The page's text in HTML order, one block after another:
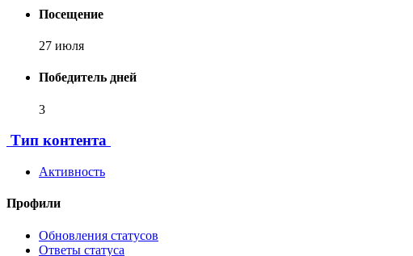
Посещение
27 июля
Победитель дней
3
Тип контента
Активность
Профили
Обновления статусов
Ответы статуса